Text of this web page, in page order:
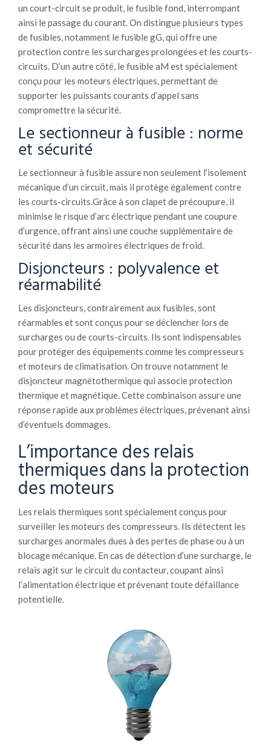
un court-circuit se produit, le fusible fond, interrompant
ainsi le passage du courant. On distingue plusieurs types
de fusibles, notamment le fusible gG, qui offre une
protection contre les surcharges prolongées et les courts-
circuits. D’un autre côté, le fusible aM est spécialement
conçu pour les moteurs électriques, permettant de
supporter les puissants courants d’appel sans
compromettre la sécurité.
Le sectionneur à fusible : norme
et sécurité
Le sectionneur à fusible assure non seulement l’isolement
mécanique d’un circuit, mais il protège également contre
les courts-circuits.Grâce à son clapet de précoupure, il
minimise le risque d’arc électrique pendant une coupure
d’urgence, offrant ainsi une couche supplémentaire de
sécurité dans les armoires électriques de froid.
Disjoncteurs : polyvalence et
réarmabilité
Les disjoncteurs, contrairement aux fusibles, sont
réarmables et sont conçus pour se déclencher lors de
surcharges ou de courts-circuits. Ils sont indispensables
pour protéger des équipements comme les compresseurs
et moteurs de climatisation. On trouve notamment le
disjoncteur magnétothermique qui associe protection
thermique et magnétique. Cette combinaison assure une
réponse rapide aux problèmes électriques, prévenant ainsi
d’éventuels dommages.
L’importance des relais
thermiques dans la protection
des moteurs
Les relais thermiques sont spécialement conçus pour
surveiller les moteurs des compresseurs. Ils détectent les
surcharges anormales dues à des pertes de phase ou à un
blocage mécanique. En cas de détection d’une surcharge, le
relais agit sur le circuit du contacteur, coupant ainsi
l’alimentation électrique et prévenant toute défaillance
potentielle.